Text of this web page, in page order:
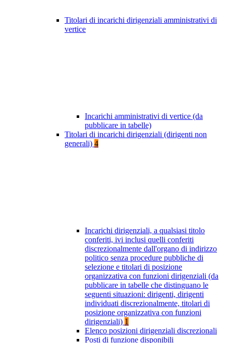
Titolari di incarichi dirigenziali amministrativi di
vertice
Incarichi amministrativi di vertice (da
pubblicare in tabelle)
Titolari di incarichi dirigenziali (dirigenti non
generali) 4
Incarichi dirigenziali, a qualsiasi titolo
conferiti, ivi inclusi quelli conferiti
discrezionalmente dall'organo di indirizzo
politico senza procedure pubbliche di
selezione e titolari di posizione
organizzativa con funzioni dirigenziali (da
pubblicare in tabelle che distinguano le
seguenti situazioni: dirigenti, dirigenti
individuati discrezionalmente, titolari di
posizione organizzativa con funzioni
dirigenziali) 1
Elenco posizioni dirigenziali discrezionali
Posti di funzione disponibili